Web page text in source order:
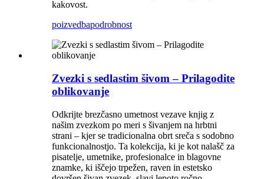
kakovost.
poizvedbapodrobnost
Zvezki s sedlastim šivom – Prilagodite
oblikovanje
Odkrijte brezčasno umetnost vezave knjig z
našim zvezkom po meri s šivanjem na hrbtni
strani – kjer se tradicionalna obrt sreča s sodobno
funkcionalnostjo. Ta kolekcija, ki je kot nalašč za
pisatelje, umetnike, profesionalce in blagovne
znamke, ki iščejo trpežen, raven in estetsko